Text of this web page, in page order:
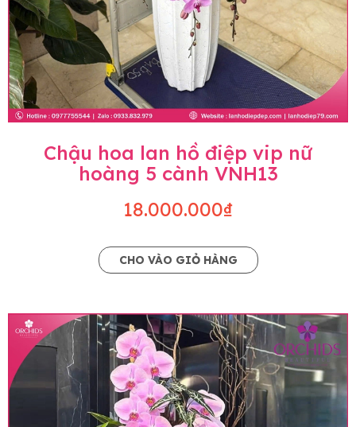
Chậu hoa lan hồ điệp vip nữ
hoàng 5 cành VNH13
18.000.000₫
CHO VÀO GIỎ HÀNG